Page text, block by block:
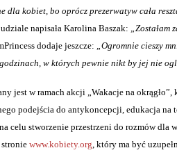
dla kobiet, bo oprócz prezerwatyw cała
napisała Karolina Baszak:
dodaje jeszcze:
„Ogromnie cieszy
w których pewnie nikt by jej nie
jest w ramach akcji „Wakacje na okrągło”,
podejścia do antykoncepcji, edukacja
celu stworzenie przestrzeni do rozmów
www.kobiety.org , który ma być